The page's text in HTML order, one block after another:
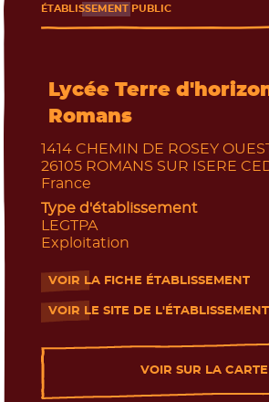
Lycée Terre
Romans
ÉTABLISSEMENT PUBLIC
1414 CHEMIN DE ROSEY
26105 ROMANS SUR ISERE
France
Type d'établissement
LEGTPA
Exploitation
VOIR LA FICHE ÉTABLISSEMENT
- Nouvelle fenêtre
VOIR LE SITE DE L'ÉTABLISSEMENT
- Nouvelle fenêtre
VOIR SUR LA CARTE